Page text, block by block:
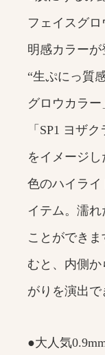
フェイスグ
明感カラーが
“生ぷにっ質
グロウカラ
「SP1 ヨザ
をイメージ
色のハイラ
イテム。濡
ことができ
むと、内側
がりを演出で
●大人気